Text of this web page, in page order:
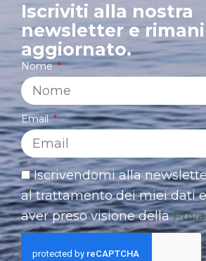
Iscriviti alla nostra
newsletter e rimani
aggiornato.
Nome
Email
Iscrivendomi alla
al trattamento dei miei dati
aver preso visione della